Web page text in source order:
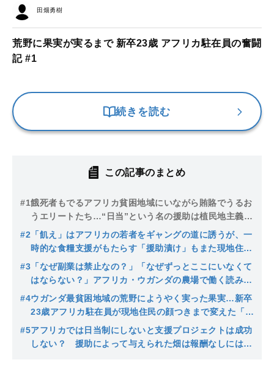
田畑勇樹
荒野に果実が実るまで 新卒23歳 アフリカ駐在員の奮闘
記 #1
続きを読む
この記事のまとめ
#1餓死者もでるアフリカ貧困地域にいながら賄賂でうるお
うエリートたち…“日当”という名の援助は植民地主義の
延長戦に過ぎないのか
#2 「飢え」はアフリカの若者をギャングの道に誘うが、一
時的な食糧支援がもたらす「援助漬け」もまた現地住民
の心を蝕む現実【援助vs自立支援の矛盾】
#3 「なぜ副業は禁止なの？」「なぜずっとここにいなくて
はならない？」アフリカ・ウガンダの農場で働く読み書
きができない警備員が教えてくれた大切なこと
#4ウガンダ最貧困地域の荒野にようやく実った果実…新卒
23歳アフリカ駐在員が現地住民の顔つきまで変えた「奇
跡のプロジェクト」
#5アフリカでは日当制にしないと支援プロジェクトは成功
しない？ 援助によって与えられた畑は報酬なしには耕